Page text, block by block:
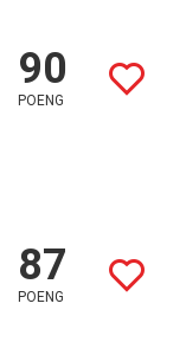
90
POENG
87
POENG